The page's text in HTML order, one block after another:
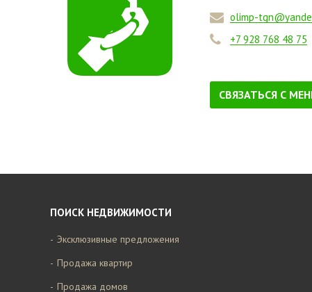
olimp-
+7 928 768 48 75
СВЯЗАТЬСЯ С
ПОИСК НЕДВИЖИМОСТИ
Эксклюзивные предложения
Продажа квартир
Продажа домов